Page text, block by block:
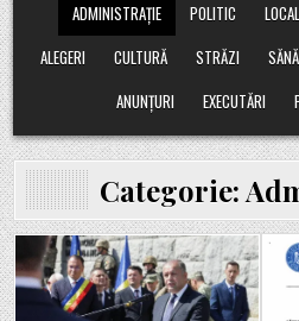
ADMINISTRAȚIE
POLITIC LOCAL
ALEGERI
CULTURĂ STRĂZI
ANUNȚURI
EXECUTĂRI
Categorie:
Posted
in